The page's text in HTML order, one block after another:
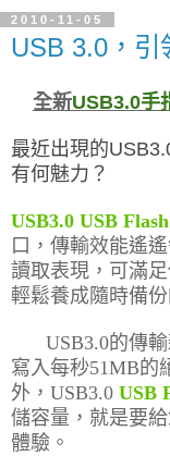
2010-11-05
USB 3.0，引
全新USB3.0手
最近出現的
有何魅力？
USB3.0 USB
口，傳輸效能遙
讀取表現，可滿
輕鬆養成隨時備份
USB3.0的傳
寫入每秒51MB的
外， USB3.0 USB
儲容量，就是要
體驗。